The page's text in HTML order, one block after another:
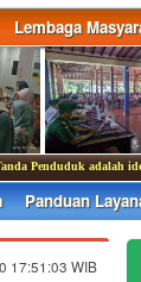
Lembaga
adalah
Panduan
17:51:03 WIB